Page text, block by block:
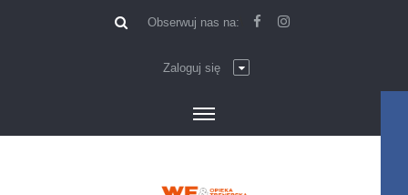
Obserwuj nas na:
Zaloguj się